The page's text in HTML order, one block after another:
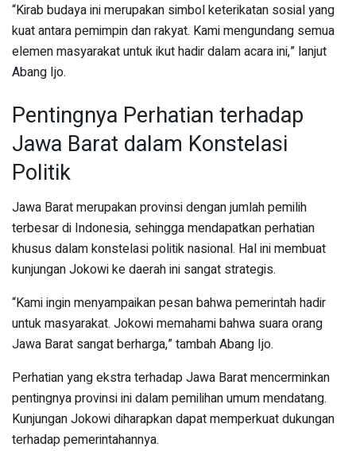
“Kirab budaya ini merupakan simbol keterikatan sosial yang
kuat antara pemimpin dan rakyat. Kami mengundang semua
elemen masyarakat untuk ikut hadir dalam acara ini,” lanjut
Abang Ijo.
Pentingnya Perhatian terhadap
Jawa Barat dalam Konstelasi
Politik
Jawa Barat merupakan provinsi dengan jumlah pemilih
terbesar di Indonesia, sehingga mendapatkan perhatian
khusus dalam konstelasi politik nasional. Hal ini membuat
kunjungan Jokowi ke daerah ini sangat strategis.
“Kami ingin menyampaikan pesan bahwa pemerintah hadir
untuk masyarakat. Jokowi memahami bahwa suara orang
Jawa Barat sangat berharga,” tambah Abang Ijo.
Perhatian yang ekstra terhadap Jawa Barat mencerminkan
pentingnya provinsi ini dalam pemilihan umum mendatang.
Kunjungan Jokowi diharapkan dapat memperkuat dukungan
terhadap pemerintahannya.